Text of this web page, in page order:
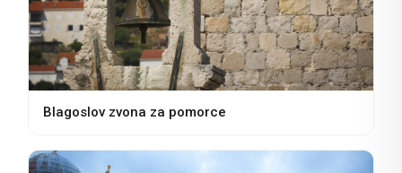
Blagoslov zvona za pomorce